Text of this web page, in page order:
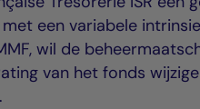
een variabele
wil de
van het fonds